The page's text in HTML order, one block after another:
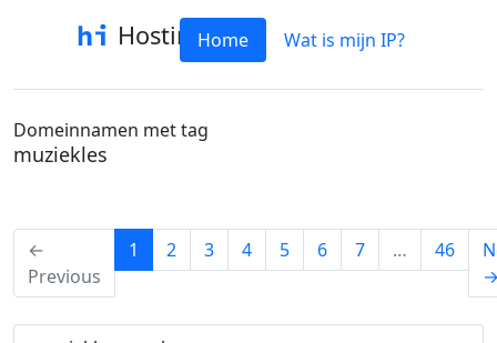
HostinfoHome Wat is mijn IP?
Domeinnamen met tag
muziekles
←
Previous
1 (current)
2 3 4 5 6 7 … 46